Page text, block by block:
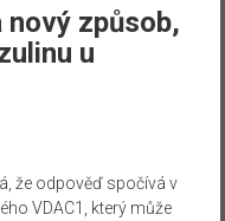
způsob,
u
že odpověď spočívá v
VDAC1, který může